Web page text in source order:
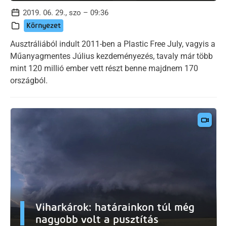
2019. 06. 29., szo – 09:36
Környezet
Ausztráliából indult 2011-ben a Plastic Free July, vagyis a
Műanyagmentes Július kezdeményezés, tavaly már több
mint 120 millió ember vett részt benne majdnem 170
országból.
Viharkárok: határainkon túl még
nagyobb volt a pusztítás